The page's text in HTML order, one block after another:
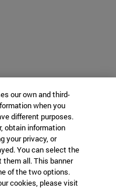
our own and third-
when you
different purposes.
obtain information
your privacy, or
You can select the
all. This banner
of the two options.
cookies, please visit